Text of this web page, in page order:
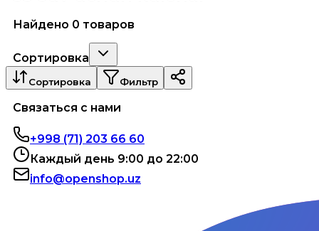
Найдено 0 товаров
Сортировка
Сортировка Фильтр
Связаться с нами
+998 (71) 203 66 60
Каждый день 9:00 до 22:00
info@openshop.uz